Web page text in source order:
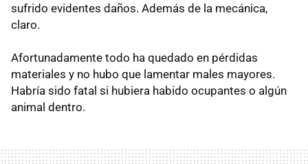
sufrido evidentes daños. Además de la mecánica,
claro.
Afortunadamente todo ha quedado en pérdidas
materiales y no hubo que lamentar males mayores.
Habría sido fatal si hubiera habido ocupantes o algún
animal dentro.